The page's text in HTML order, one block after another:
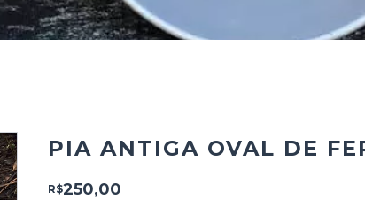
PIA ANTIGA OVAL DE
R$250,00